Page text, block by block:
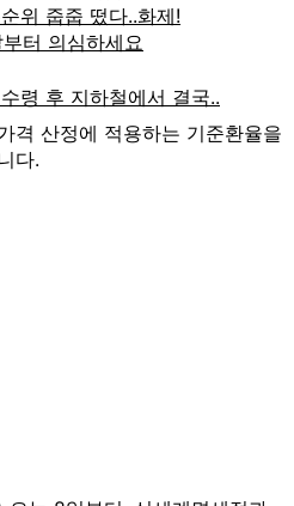
격 산정에 적용하는 기준환율을
다.